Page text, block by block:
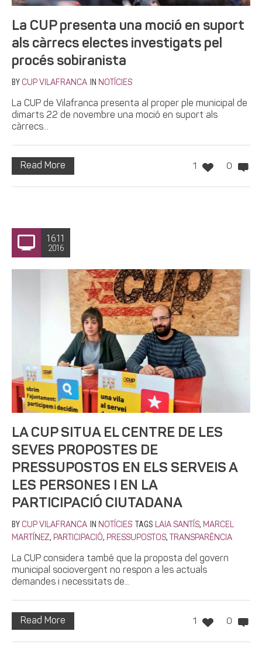
La CUP presenta una moció en suport
als càrrecs electes investigats pel
procés sobiranista
BY CUP VILAFRANCA IN NOTÍCIES
La CUP de Vilafranca presenta al proper ple municipal de
dimarts 22 de novembre una moció en suport als
càrrecs...
1 0
Read More
16.11
2016
LA CUP SITUA EL CENTRE DE LES
SEVES PROPOSTES DE
PRESSUPOSTOS EN ELS SERVEIS A
LES PERSONES I EN LA
PARTICIPACIÓ CIUTADANA
BY CUP VILAFRANCA IN NOTÍCIES TAGS LAIA SANTÍS, MARCEL
MARTÍNEZ, PARTICIPACIÓ, PRESSUPOSTOS, TRANSPARÈNCIA
La CUP considera també que la proposta del govern
municipal sociovergent no respon a les actuals
demandes i necessitats de...
1 0
Read More